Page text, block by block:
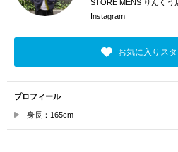
STORE MENS りんくう
Instagram
お気に入りス
プロフィール
身長：165cm